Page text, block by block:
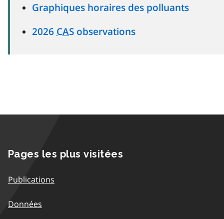
Graphiques horaires des polluants
2026 CAS observations
Pages les plus visitées
Publications
Données